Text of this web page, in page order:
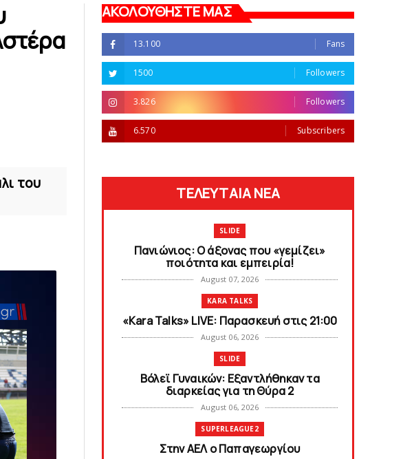
του
ΑΚΟΛΟΥΘΗΣΤΕ ΜΑΣ
13.100 Fans
1500 Followers
3.826 Followers
6.570 Subscribers
ΤΕΛΕΥΤΑΙΑ ΝΕΑ
SLIDE
Πανιώνιος: O άξονας που «γεμίζει»
ποιότητα και εμπειρία!
August 07, 2026
KARA TALKS
«Kara Talks» LIVE: Παρασκευή στις 21:00
August 06, 2026
SLIDE
Bόλεϊ Γυναικών: Εξαντλήθηκαν τα
διαρκείας για τη Θύρα 2
August 06, 2026
SUPERLEAGUE2
Στην AEΛ ο Παπαγεωργίου